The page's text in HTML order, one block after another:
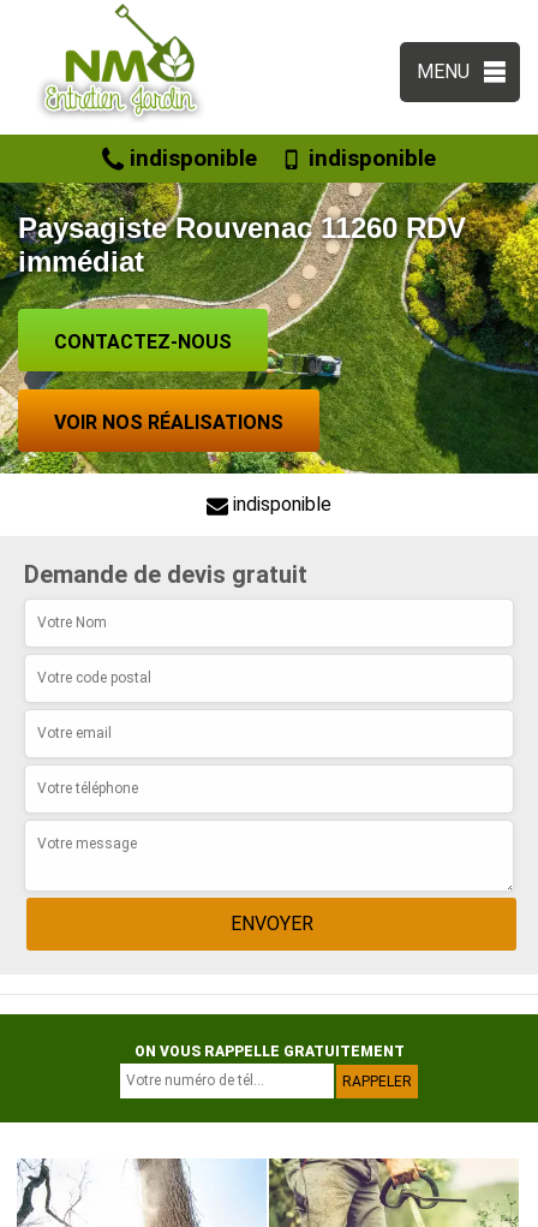
MENU
indisponible indisponible
Paysagiste Rouvenac 11260 RDV
immédiat
CONTACTEZ-NOUS
VOIR NOS RÉALISATIONS
indisponible
Demande de devis gratuit
ON VOUS RAPPELLE GRATUITEMENT